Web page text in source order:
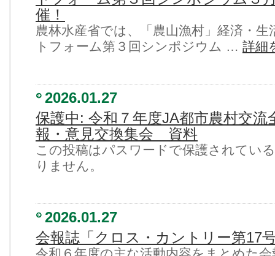
催！
農林水産省では、「農山漁村」経済・生
トフォーム第３回シンポジウム … 詳細
2026.01.27
保護中: 令和７年度JA都市農村交
報・意見交換集会 資料
この投稿はパスワードで保護されてい
りません。
2026.01.27
会報誌「クロス・カントリー第17